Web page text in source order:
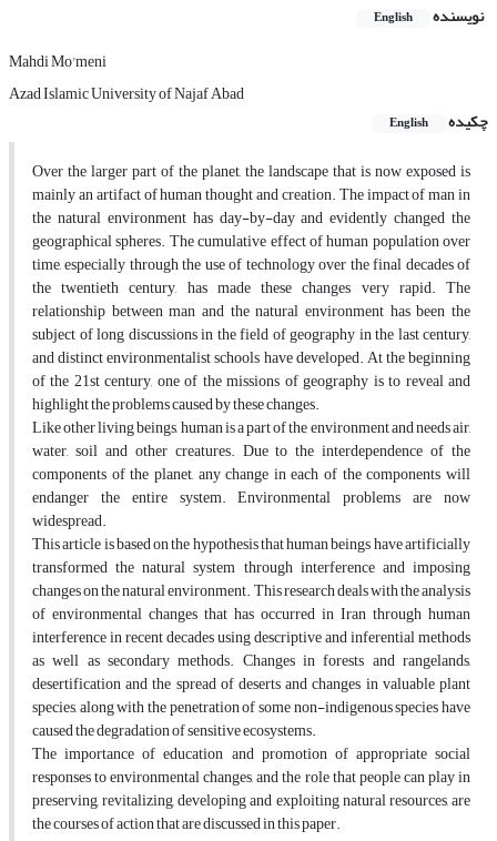
نویسنده English
Mahdi Mo'meni
Azad Islamic University of Najaf Abad
چکیده
English
Over the larger part of the planet, the landscape that is now exposed is
mainly an artifact of human thought and creation. The impact of man in
the natural environment has day-by-day and evidently changed the
geographical spheres. The cumulative effect of human population over
time, especially through the use of technology over the final decades of
the twentieth century, has made these changes very rapid. The
relationship between man and the natural environment has been the
subject of long discussions in the field of geography in the last century,
and distinct environmentalist schools have developed. At the beginning
of the 21st century, one of the missions of geography is to reveal and
highlight the problems caused by these changes.
Like other living beings, human is a part of the environment and needs air,
water, soil and other creatures. Due to the interdependence of the
components of the planet, any change in each of the components will
endanger the entire system. Environmental problems are now
widespread.
This article is based on the hypothesis that human beings have artificially
transformed the natural system through interference and imposing
changes on the natural environment. This research deals with the analysis
of environmental changes that has occurred in Iran through human
interference in recent decades using descriptive and inferential methods
as well as secondary methods. Changes in forests and rangelands,
desertification and the spread of deserts and changes in valuable plant
species, along with the penetration of some non-indigenous species have
caused the degradation of sensitive ecosystems.
The importance of education and promotion of appropriate social
responses to environmental changes, and the role that people can play in
preserving, revitalizing, developing and exploiting natural resources, are
the courses of action that are discussed in this paper.